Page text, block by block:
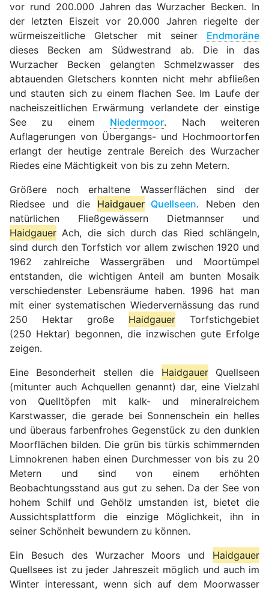
vor rund 200.000 Jahren das Wurzacher Becken. In
der letzten Eiszeit vor 20.000 Jahren riegelte der
würmeiszeitliche Gletscher mit seiner Endmoräne
dieses Becken am Südwestrand ab. Die in das
Wurzacher Becken gelangten Schmelzwasser des
abtauenden Gletschers konnten nicht mehr abfließen
und stauten sich zu einem flachen See. Im Laufe der
nacheiszeitlichen Erwärmung verlandete der einstige
See zu einem Niedermoor. Nach weiteren
Auflagerungen von Übergangs- und Hochmoortorfen
erlangt der heutige zentrale Bereich des Wurzacher
Riedes eine Mächtigkeit von bis zu zehn Metern.
Größere noch erhaltene Wasserflächen sind der
Riedsee und die HaidgauerQuellseen. Neben den
natürlichen Fließgewässern Dietmannser und
Haidgauer Ach, die sich durch das Ried schlängeln,
sind durch den Torfstich vor allem zwischen 1920 und
1962 zahlreiche Wassergräben und Moortümpel
entstanden, die wichtigen Anteil am bunten Mosaik
verschiedenster Lebensräume haben. 1996 hat man
mit einer systematischen Wiedervernässung das rund
250 Hektar große Haidgauer Torfstichgebiet
(250 Hektar) begonnen, die inzwischen gute Erfolge
zeigen.
Eine Besonderheit stellen die HaidgauerQuellseen
(mitunter auch Achquellen genannt) dar, eine Vielzahl
von Quelltöpfen mit kalk- und mineralreichem
Karstwasser, die gerade bei Sonnenschein ein helles
und überaus farbenfrohes Gegenstück zu den dunklen
Moorflächen bilden. Die grün bis türkis schimmernden
Limnokrenen haben einen Durchmesser von bis zu 20
Metern und sind von einem erhöhten
Beobachtungsstand aus gut zu sehen. Da der See von
hohem Schilf und Gehölz umstanden ist, bietet die
Aussichtsplattform die einzige Möglichkeit, ihn in
seiner Schönheit bewundern zu können.
Ein Besuch des Wurzacher Moors und Haidgauer
Quellsees ist zu jeder Jahreszeit möglich und auch im
Winter interessant, wenn sich auf dem Moorwasser